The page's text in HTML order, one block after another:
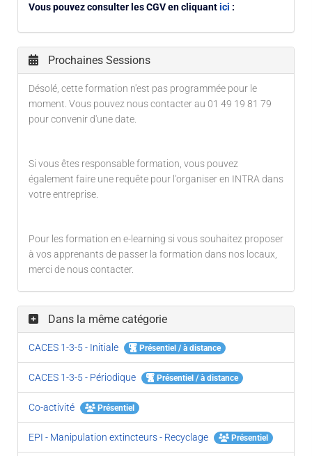
Vous pouvez consulter les CGV en cliquantici :
Prochaines Sessions
Désolé, cette formation n'est pas programmée pour le
moment. Vous pouvez nous contacter au 01 49 19 81 79
pour convenir d'une date.
Si vous êtes responsable formation, vous pouvez
également faire une requête pour l'organiser en INTRA dans
votre entreprise.
Pour les formation en e-learning si vous souhaitez proposer
à vos apprenants de passer la formation dans nos locaux,
merci de nous contacter.
Dans la même catégorie
CACES 1-3-5 - Initiale Présentiel / à distance
CACES 1-3-5 - Périodique Présentiel / à distance
Co-activité Présentiel
EPI - Manipulation extincteurs - Recyclage Présentiel